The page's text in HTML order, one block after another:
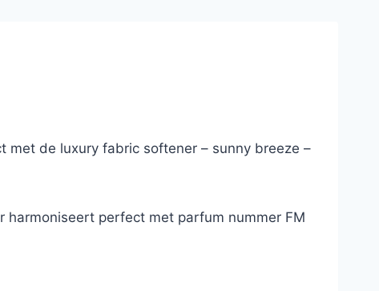
met de luxury fabric softener – sunny breeze –
harmoniseert perfect met parfum nummer FM